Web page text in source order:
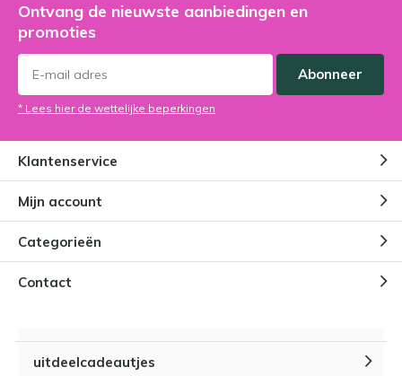
Ontvang de nieuwste aanbiedingen en
promoties
Abonneer
* Lees hier de wettelijke beperkingen
Klantenservice
Mijn account
Categorieën
Contact
uitdeelcadeautjes